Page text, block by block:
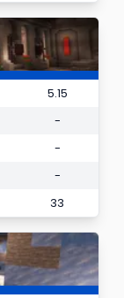
5.15
-
-
-
33